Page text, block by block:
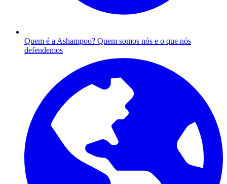
Quem é a Ashampoo? Quem somos nós e o que nós
defendemos